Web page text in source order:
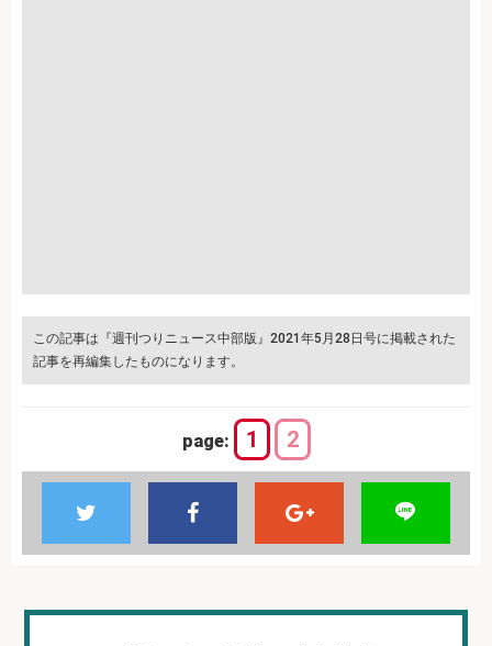
この記事は『週刊つりニュース中部版』2021年5月28日号に掲載された
記事を再編集したものになります。
page: 1 2